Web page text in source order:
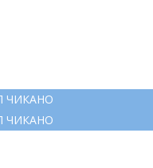
ЧИКАНО
ЧИКАНО